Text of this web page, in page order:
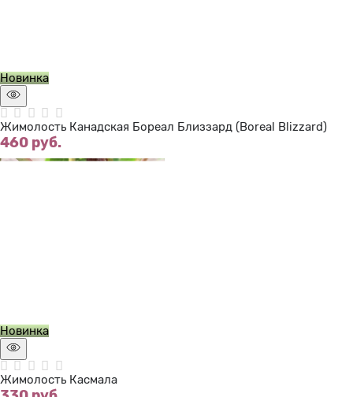
Новинка
Жимолость Канадская Бореал Близзард (Boreal Blizzard)
460 руб.
Новинка
Жимолость Касмала